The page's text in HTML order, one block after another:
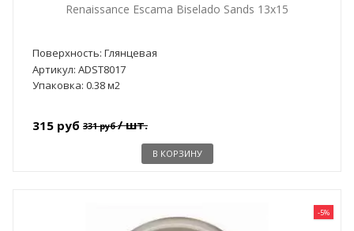
Renaissance Escama Biselado Sands 13x15
Поверхность: Глянцевая
Артикул: ADST8017
Упаковка: 0.38 м2
315 руб 331 руб/ шт.
В КОРЗИНУ
-5%